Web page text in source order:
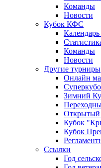
Команды
Новости
Кубок КФС
Календарь
Команды
Новости
Другие турниры
Онлайн
Зимний
Кубок
Кубок
Ссылки
Год